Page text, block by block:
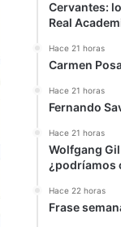
Cervantes:
Real
Hace 21 horas
Carmen
Hace 21 horas
Fernando
Hace 21 horas
Wolfgang
¿podríamos
Hace 22 horas
Frase